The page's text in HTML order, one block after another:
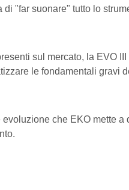
"far suonare" tutto lo
sul mercato, la EVO
le fondamentali gravi
che EKO mette